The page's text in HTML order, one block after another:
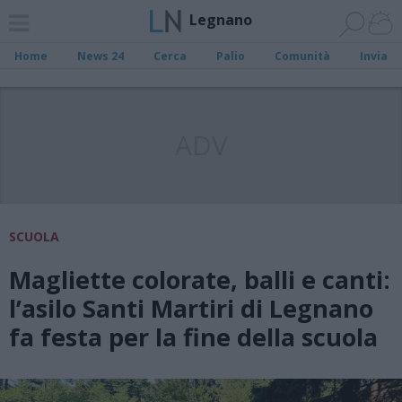
Legnano
Home News 24 Cerca Palio Comunità Invia
SCUOLA
Magliette colorate, balli e canti:
l’asilo Santi Martiri di Legnano
fa festa per la fine della scuola